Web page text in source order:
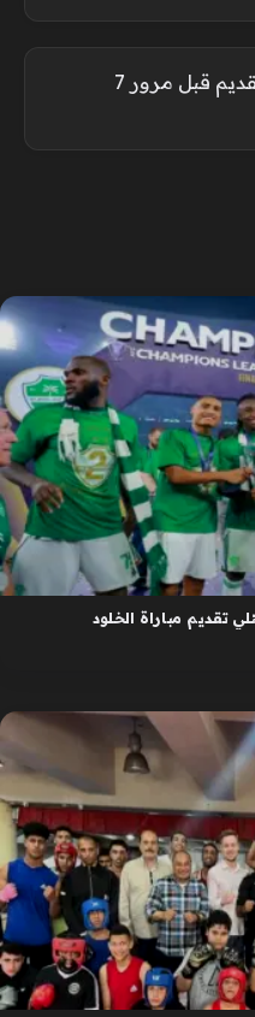
هل يجوز إنهاء عقود الإيجار القديم قبل مرور 7
تقديم مباراة الخلود